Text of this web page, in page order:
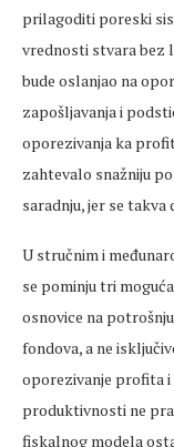
prilagoditi poreski
vrednosti stvara bez
bude oslanjao na
zapošljavanja i
oporezivanja ka
zahtevalo snažniju
saradnju, jer se
U stručnim i
se pominju tri
osnovice na
fondova, a ne
oporezivanje profita
produktivnosti ne
fiskalnog modela